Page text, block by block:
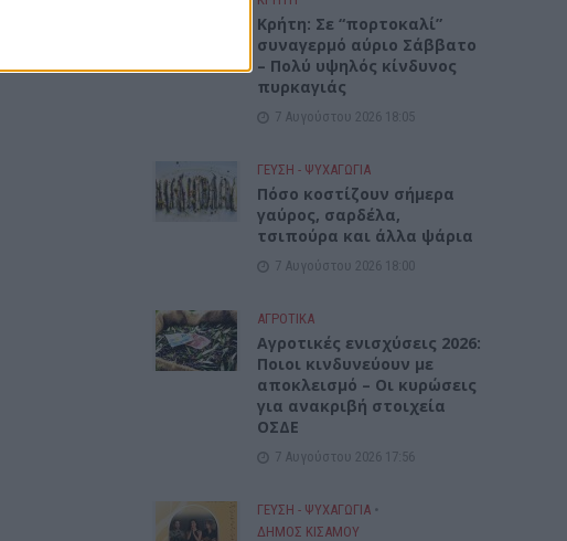
Κρήτη: Σε “πορτοκαλί”
συναγερμό αύριο Σάββατο
– Πολύ υψηλός κίνδυνος
πυρκαγιάς
7 Αυγούστου 2026 18:05
ΓΕΎΣΗ - ΨΥΧΑΓΩΓΊΑ
Πόσο κοστίζουν σήμερα
γαύρος, σαρδέλα,
τσιπούρα και άλλα ψάρια
7 Αυγούστου 2026 18:00
ΑΓΡΟΤΙΚΑ
Αγροτικές ενισχύσεις 2026:
Ποιοι κινδυνεύουν με
αποκλεισμό – Οι κυρώσεις
για ανακριβή στοιχεία
ΟΣΔΕ
7 Αυγούστου 2026 17:56
ΓΕΎΣΗ - ΨΥΧΑΓΩΓΊΑ •
ΔΉΜΟΣ ΚΙΣΆΜΟΥ